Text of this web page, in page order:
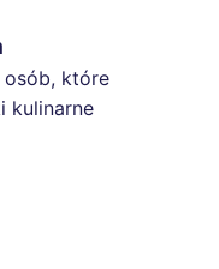
osób, które
kulinarne